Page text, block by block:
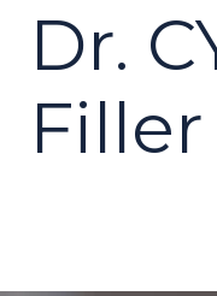
Dr.
Filler